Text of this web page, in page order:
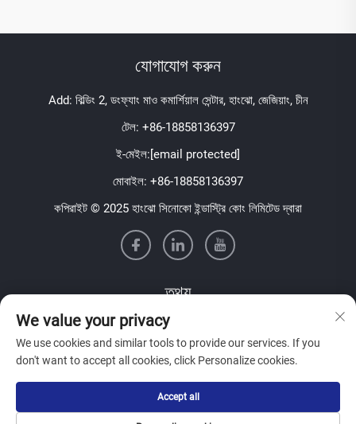
যোগাযোগ করুন
Add: বিল্ডিং 2, ডংফ্যাং মাও কমার্শিয়াল সেন্টার, হাংঝো, জেজিয়াং, চীন
টেল: +86-18858136397
ই-মেইল:[email protected]
মোবাইল: +86-18858136397
কপিরাইট © 2025 হাংঝো সিনোকো ইন্ডাস্ট্রি কোং লিমিটেড দ্বারা
তথ্য
আমাদের সাপ্তাহিক নিউজলেটার পেতে সাইন আপ করুন
জমা দিন
We value your privacy
We use cookies and similar tools to provide our services. If you
don't want to accept all cookies, click Personalize cookies.
Accept all